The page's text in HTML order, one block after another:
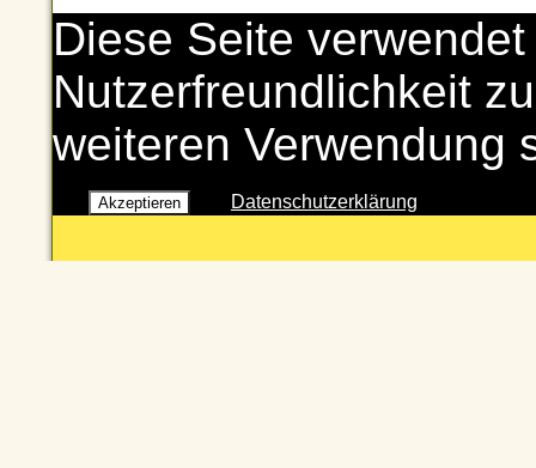
Diese Seite
Nutzerfreundlichkeit
weiteren Verwendung
Akzeptieren Datenschutzerklärung